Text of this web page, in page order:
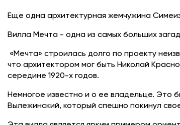
Еще одна архитектурная жемчужина
Вилла Мечта - одна из самых больших
«Мечта» строилась долго по проекту
что архитектором мог быть Николай
середине 1920-х годов.
Немногое известно и о ее владельце. Это
Вылежинский, который спешно покинул